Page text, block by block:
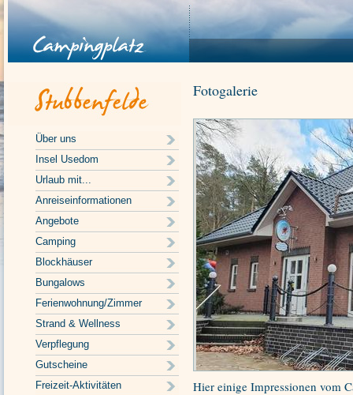
Über uns
Insel Usedom
Urlaub mit...
Anreiseinformationen
Angebote
Camping
Blockhäuser
Bungalows
Ferienwohnung/Zimmer
Strand & Wellness
Verpflegung
Gutscheine
Freizeit-Aktivitäten
Fotogalerie
Hier einige Impressionen vom